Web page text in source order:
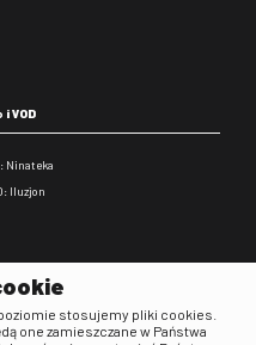
i VOD
Ninateka
Iluzjon
stosujemy pliki cookies.
one zamieszczane w Państwa